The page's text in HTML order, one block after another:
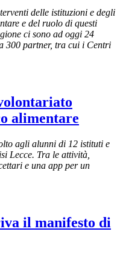
delle istituzioni e degli
e del ruolo di questi
ci sono ad oggi 24
300 partner, tra cui i Centri
alimentare
agli alunni di 12 istituti e
Lecce. Tra le attività,
e una app per un
il manifesto di